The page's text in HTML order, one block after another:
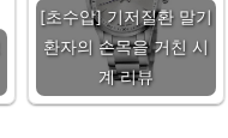
[초수압] 기저질환 말기
환자의 손목을 거친 시
계 리뷰